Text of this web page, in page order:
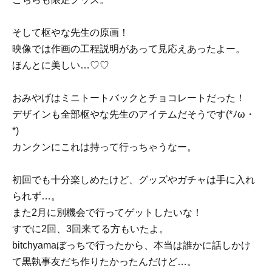
そして枢やな先生の原画！
映像では作画の工程説明があって見応えあったよー。
ほんとに美しい…♡♡
おみやげはミニトートバックとチョコレートだった！
デザインも全部枢やな先生のアイテムだそうです(*ﾉω・
*)
カンクンにこれは持って行っちゃうなー。
初回でも十分楽しめたけど、グッズやガチャは手に入れ
られず…。
また2月に別機会で行ってゲットしたいな！
すでに2回、3回来てる方もいたよ。
bitchyamaぼっちで行ったから、本当は誰かに話しかけ
て黒執事友だち作りたかったんだけど…。